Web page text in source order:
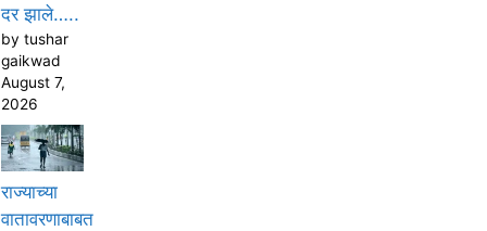
दर झाले…..
by tushar
gaikwad
August 7,
2026
राज्याच्या
वातावरणाबाबत